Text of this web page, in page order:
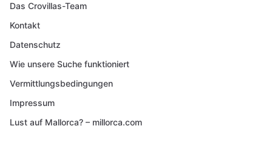
Das Crovillas-Team
Kontakt
Datenschutz
Wie unsere Suche funktioniert
Vermittlungsbedingungen
Impressum
Lust auf Mallorca? – millorca.com